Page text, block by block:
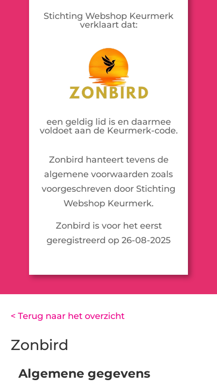
Stichting Webshop Keurmerk
verklaart dat:
een geldig lid is en daarmee
voldoet aan de Keurmerk-code.
Zonbird hanteert tevens de
algemene voorwaarden zoals
voorgeschreven door Stichting
Webshop Keurmerk.
Zonbird is voor het eerst
geregistreerd op 26-08-2025
< Terug naar het overzicht
Zonbird
Algemene gegevens